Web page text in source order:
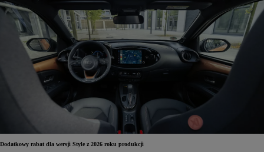
Dodatkowy rabat dla wersji Style z 2026 roku produkcji